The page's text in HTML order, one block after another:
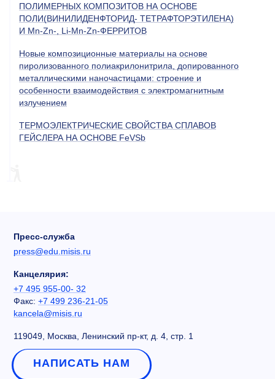
ПОЛИМЕРНЫХ КОМПОЗИТОВ НА ОСНОВЕ
ПОЛИ(ВИНИЛИДЕНФТОРИД- ТЕТРАФТОРЭТИЛЕНА)
И Mn-Zn-, Li-Mn-Zn-ФЕРРИТОВ
Новые композиционные материалы на основе
пиролизованного полиакрилонитрила, допированного
металлическими наночастицами: строение и
особенности взаимодействия с электромагнитным
излучением
ТЕРМОЭЛЕКТРИЧЕСКИЕ СВОЙСТВА СПЛАВОВ
ГЕЙСЛЕРА НА ОСНОВЕ FeVSb
Пресс-служба
press@edu.misis.ru
Канцелярия:
+7 495 955-00- 32
Факс: +7 499 236-21-05
kancela@misis.ru
119049, Москва, Ленинский пр-кт, д. 4, стр. 1
НАПИСАТЬ НАМ